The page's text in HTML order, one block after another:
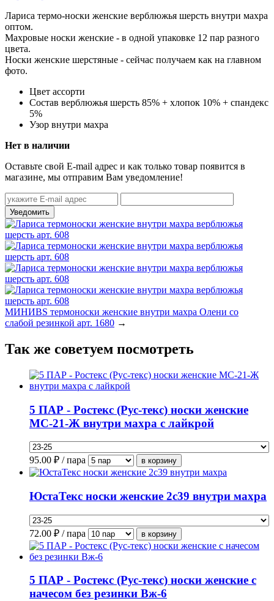
Лариса термо-носки женские верблюжья шерсть внутри махра
оптом.
Махровые носки женские - в одной упаковке 12 пар разного
цвета.
Носки женские шерстяные - сейчас получаем как на главном
фото.
Цвет ассорти
Состав верблюжья шерсть 85% + хлопок 10% + спандекс
5%
Узор внутри махра
Нет в наличии
Оставьте свой E-mail адрес и как только товар появится в
магазине, мы отправим Вам уведомление!
МИНИBS термоноски женские внутри махра Олени со
слабой резинкой арт. 1680 →
Так же советуем посмотреть
5 ПАР - Ростекс (Рус-текс) носки женские
МС-21-Ж внутри махра с лайкрой
95.00 ₽ / пара
ЮстаТекс носки женские 2с39 внутри махра
72.00 ₽ / пара
5 ПАР - Ростекс (Рус-текс) носки женские с
начесом без резинки Вж-6